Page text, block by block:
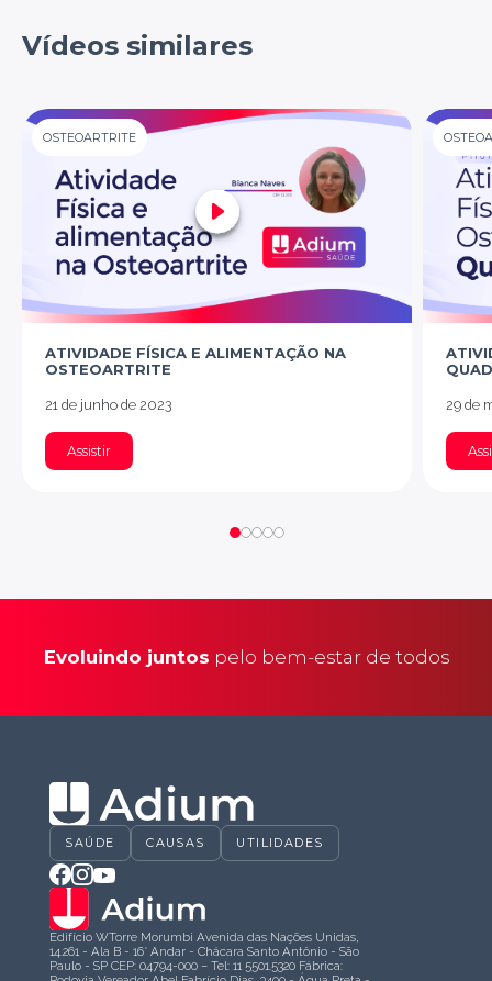
Vídeos similares
OSTEOARTRITE
ATIVIDADE FÍSICA E ALIMENTAÇÃO NA
OSTEOARTRITE
21 de junho de 2023
Assistir
29 de
Evoluindo juntos pelo bem-estar de todos
SAÚDE CAUSAS UTILIDADES
Edifício WTorre Morumbi Avenida das Nações Unidas,
14.261 - Ala B - 16° Andar - Chácara Santo Antônio - São
Paulo - SP CEP: 04794-000 – Tel: 11 5501.5320 Fábrica: